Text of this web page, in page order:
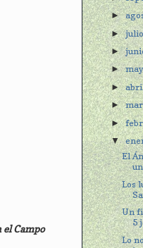
Campo
►
►
►
►
►
►
►
▼
El
Los
Un
5
Lo